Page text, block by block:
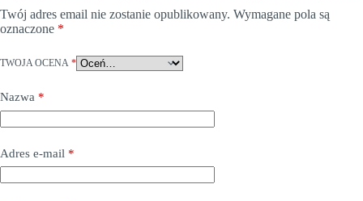
Twój adres email nie zostanie opublikowany. Wymagane pola są
oznaczone *
TWOJA OCENA *
Nazwa *
Adres e-mail *